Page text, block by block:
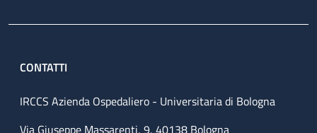
CONTATTI
IRCCS Azienda Ospedaliero - Universitaria di Bologna
Via Giuseppe Massarenti, 9, 40138 Bologna